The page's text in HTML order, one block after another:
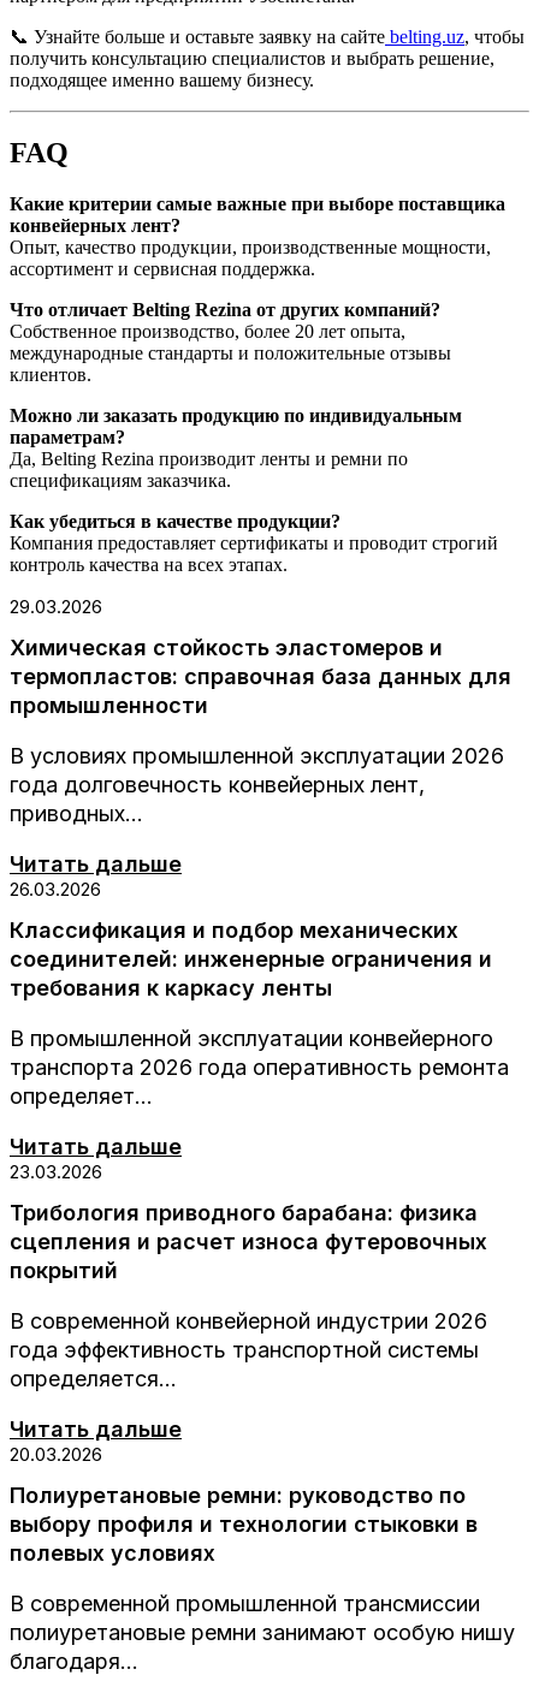
📞 Узнайте больше и оставьте заявку на сайте belting.uz, чтобы
получить консультацию специалистов и выбрать решение,
подходящее именно вашему бизнесу.
FAQ
Какие критерии самые важные при выборе поставщика
конвейерных лент?
Опыт, качество продукции, производственные мощности,
ассортимент и сервисная поддержка.
Что отличает Belting Rezina от других компаний?
Собственное производство, более 20 лет опыта,
международные стандарты и положительные отзывы
клиентов.
Можно ли заказать продукцию по индивидуальным
параметрам?
Да, Belting Rezina производит ленты и ремни по
спецификациям заказчика.
Как убедиться в качестве продукции?
Компания предоставляет сертификаты и проводит строгий
контроль качества на всех этапах.
29.03.2026
Химическая стойкость эластомеров и
термопластов: справочная база данных для
промышленности
В условиях промышленной эксплуатации 2026
года долговечность конвейерных лент,
приводных...
Читать дальше
26.03.2026
Классификация и подбор механических
соединителей: инженерные ограничения и
требования к каркасу ленты
В промышленной эксплуатации конвейерного
транспорта 2026 года оперативность ремонта
определяет...
Читать дальше
23.03.2026
Трибология приводного барабана: физика
сцепления и расчет износа футеровочных
покрытий
В современной конвейерной индустрии 2026
года эффективность транспортной системы
определяется...
Читать дальше
20.03.2026
Полиуретановые ремни: руководство по
выбору профиля и технологии стыковки в
полевых условиях
В современной промышленной трансмиссии
полиуретановые ремни занимают особую нишу
благодаря...